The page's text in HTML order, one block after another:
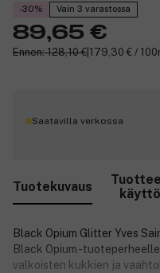
-30% Vain 3 varastossa
89,65 €
Ennen: 128,10 € 179,30 € /
Saatavilla verkossa
Tuotekuvaus
käyttö
Black Opium Glitter Yves
Black Opium -
valkoisten kukkien ja